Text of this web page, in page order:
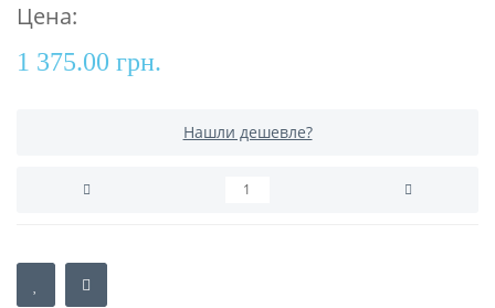
Цена:
1 375.00 грн.
Нашли дешевле?